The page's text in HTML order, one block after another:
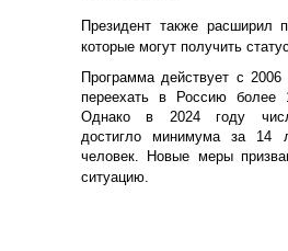
Президент также расширил
которые могут получить
Программа действует с
переехать в Россию более
Однако в 2024 году
достигло минимума за 14
человек. Новые меры
ситуацию.